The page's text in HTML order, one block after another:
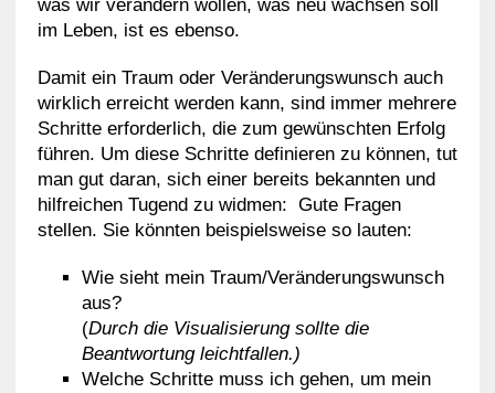
was wir verändern wollen, was neu wachsen soll
im Leben, ist es ebenso.
Damit ein Traum oder Veränderungswunsch auch
wirklich erreicht werden kann, sind immer mehrere
Schritte erforderlich, die zum gewünschten Erfolg
führen. Um diese Schritte definieren zu können, tut
man gut daran, sich einer bereits bekannten und
hilfreichen Tugend zu widmen: Gute Fragen
stellen. Sie könnten beispielsweise so lauten:
Wie sieht mein Traum/Veränderungswunsch
aus?
(Durch die Visualisierung sollte die
Beantwortung leichtfallen.)
Welche Schritte muss ich gehen, um mein